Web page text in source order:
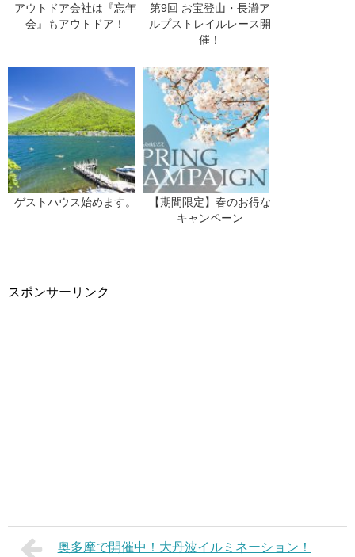
アウトドア会社は『忘年
会』もアウトドア！
第9回 お宝登山・長瀞ア
ルプストレイルレース開
催！
ゲストハウス始めます。
【期間限定】春のお得な
キャンペーン
スポンサーリンク
奥多摩で開催中！大丹波イルミネーション！